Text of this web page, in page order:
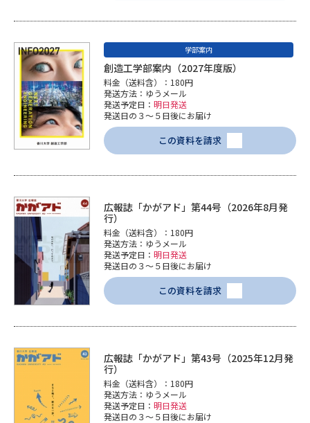
学部案内
創造工学部案内（2027年度版）
料金（送料含）：180円
発送方法：ゆうメール
発送予定日： 明日発送
発送日の３～５日後にお届け
この資料を請求
広報誌「かがアド」第44号（2026年8月発
行）
料金（送料含）：180円
発送方法：ゆうメール
発送予定日： 明日発送
発送日の３～５日後にお届け
この資料を請求
広報誌「かがアド」第43号（2025年12月発
行）
料金（送料含）：180円
発送方法：ゆうメール
発送予定日： 明日発送
発送日の３～５日後にお届け